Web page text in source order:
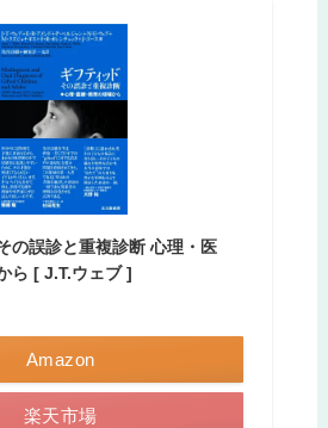
誤診と重複診断 心理・医
ら [ J.T.ウェブ ]
Amazon
楽天市場